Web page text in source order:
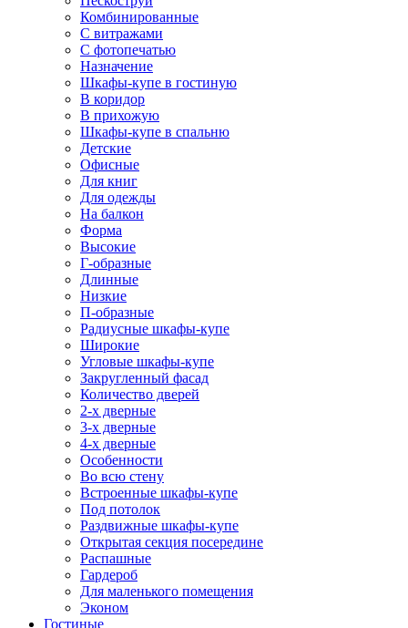
Комбинированные
С витражами
С фотопечатью
Назначение
Шкафы-купе в гостиную
В коридор
В прихожую
Шкафы-купе в спальню
Детские
Офисные
Для книг
Для одежды
На балкон
Форма
Высокие
Г-образные
Длинные
Низкие
П-образные
Радиусные шкафы-купе
Широкие
Угловые шкафы-купе
Закругленный фасад
Количество дверей
2-х дверные
3-х дверные
4-х дверные
Особенности
Во всю стену
Встроенные шкафы-купе
Под потолок
Раздвижные шкафы-купе
Открытая секция посередине
Распашные
Гардероб
Для маленького помещения
Эконом
Гостиные